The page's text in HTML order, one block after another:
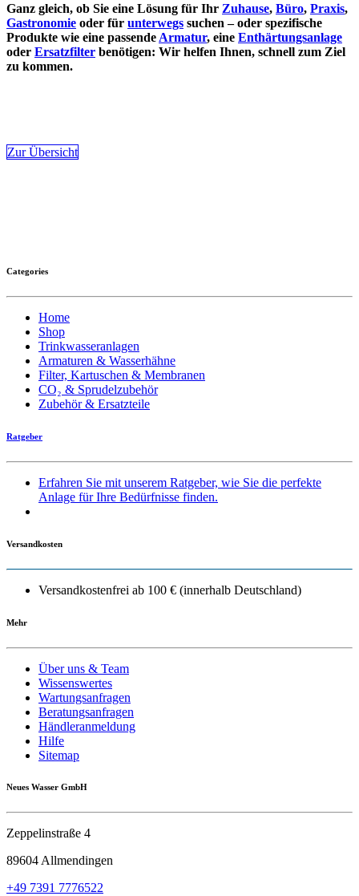
Ganz gleich, ob Sie eine Lösung für Ihr Zuhause, Büro, Praxis,
Gastronomie oder für unterwegs suchen – oder spezifische
Produkte wie eine passende Armatur, eine Enthärtungsanlage
oder Ersatzfilter benötigen: Wir helfen Ihnen, schnell zum Ziel
zu kommen.
Zur Übersicht
Categories
Home
Shop
Trinkwasseranlagen
Armaturen & Wasserhähne
Filter, Kartuschen & Membranen
CO₂ & Sprudelzubehör
Zubehör & Ersatzteile
Ratgeber
Erfahren Sie mit unserem Ratgeber, wie Sie die perfekte
Anlage für Ihre Bedürfnisse finden.
Versandkosten
Versandkostenfrei ab 100 € (innerhalb Deutschland)
Mehr
Über uns & Team
Wissenswertes
Wartungsanfragen
Beratungsanfragen
Händleranmeldung
Hilfe
Sitemap
Neues Wasser GmbH
Zeppelinstraße 4
89604 Allmendingen
+49 7391 7776522